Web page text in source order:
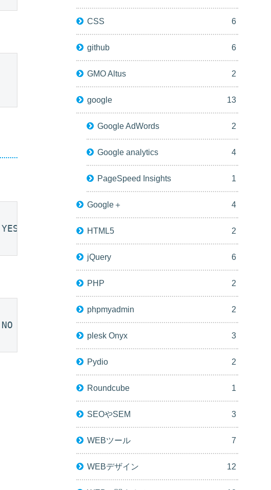
CSS 6
github 6
GMO Altus 2
google 13
Google AdWords 2
Google analytics 4
PageSpeed Insights 1
Google＋ 4
HTML5 2
jQuery 6
PHP 2
phpmyadmin 2
plesk Onyx 3
Pydio 2
Roundcube 1
SEOやSEM 3
WEBツール 7
WEBデザイン 12